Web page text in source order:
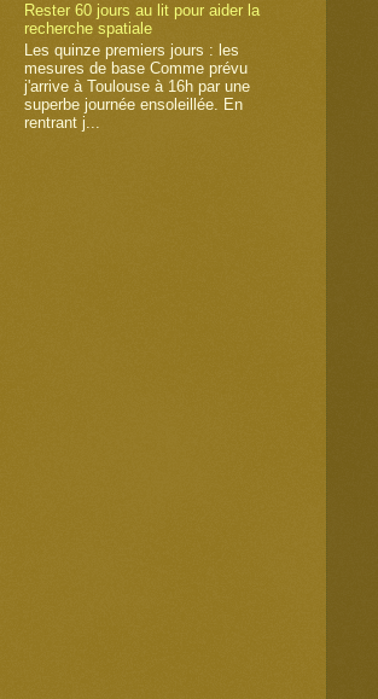
Rester 60 jours au lit pour aider la
recherche spatiale
Les quinze premiers jours : les
mesures de base Comme prévu
j'arrive à Toulouse à 16h par une
superbe journée ensoleillée. En
rentrant j...